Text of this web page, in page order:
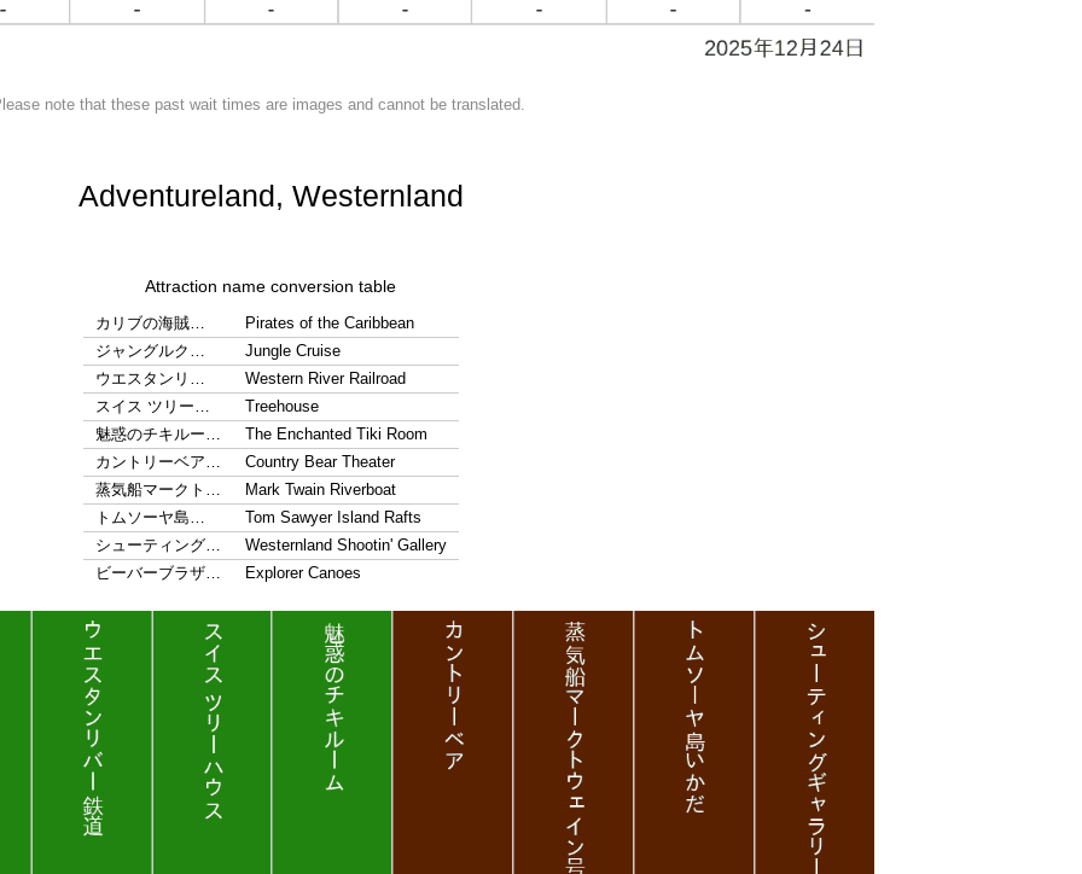
note that these past wait times are images and cannot be translated.
Adventureland, Westernland
Attraction name conversion table
カリブの海賊…
Pirates of the Caribbean
ジャングルク…
Jungle Cruise
ウエスタンリ…
Western River Railroad
スイス ツリー…
Treehouse
魅惑のチキルー…
The Enchanted Tiki Room
カントリーベア…
Country Bear Theater
蒸気船マークト…
Mark Twain Riverboat
トムソーヤ島…
Tom Sawyer Island Rafts
シューティング…
Westernland Shootin' Gallery
ビーバーブラザ…
Explorer Canoes